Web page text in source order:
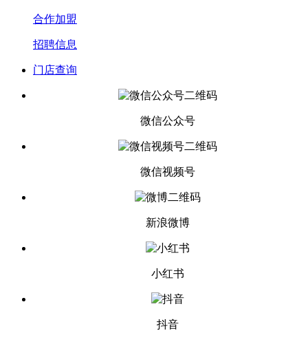
合作加盟
招聘信息
门店查询
微信公众号
微信视频号
新浪微博
小红书
抖音